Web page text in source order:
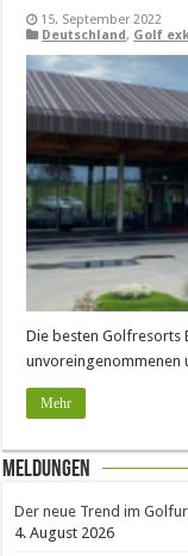
15. September 2022
Deutschland, Golf
Die besten Golfresorts
unvoreingenommenen
Mehr
Meldungen
Der neue Trend im
4. August 2026